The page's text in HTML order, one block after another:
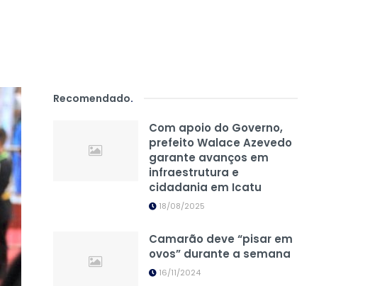
Recomendado.
Com apoio do Governo,
prefeito Walace Azevedo
garante avanços em
infraestrutura e
cidadania em Icatu
18/08/2025
Camarão deve “pisar em
ovos” durante a semana
16/11/2024